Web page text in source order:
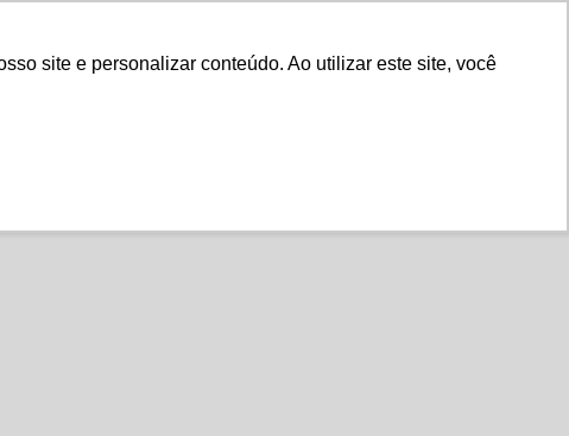
site e personalizar conteúdo. Ao utilizar este site, você